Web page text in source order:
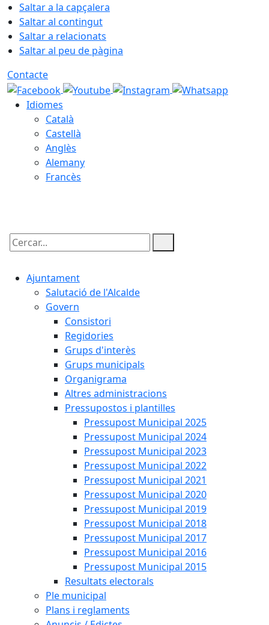
Saltar a la capçalera
Saltar al contingut
Saltar a relacionats
Saltar al peu de pàgina
Contacte
Idiomes
Català
Castellà
Anglès
Alemany
Francès
Cercar:
Ajuntament
Salutació de l'Alcalde
Govern
Consistori
Regidories
Grups d'interès
Grups municipals
Organigrama
Altres administracions
Pressupostos i plantilles
Pressupost Municipal 2025
Pressupost Municipal 2024
Pressupost Municipal 2023
Pressupost Municipal 2022
Pressupost Municipal 2021
Pressupost Municipal 2020
Pressupost Municipal 2019
Pressupost Municipal 2018
Pressupost Municipal 2017
Pressupost Municipal 2016
Pressupost Municipal 2015
Resultats electorals
Ple municipal
Plans i reglaments